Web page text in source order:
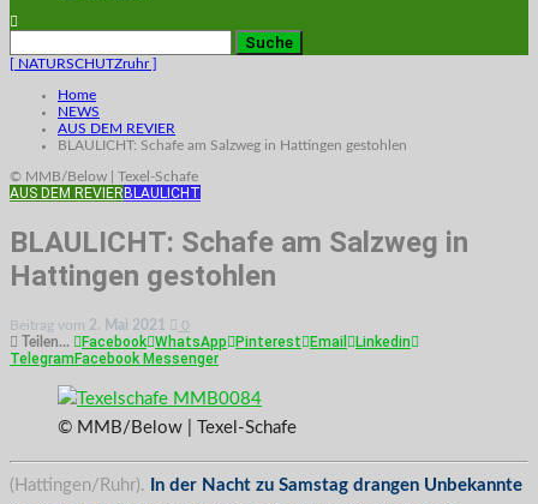
[ NATURSCHUTZruhr ]
Home
NEWS
AUS DEM REVIER
BLAULICHT: Schafe am Salzweg in Hattingen gestohlen
© MMB/Below | Texel-Schafe
AUS DEM REVIERBLAULICHT
BLAULICHT: Schafe am Salzweg in
Hattingen gestohlen
Beitrag vom 2. Mai 2021
0
Teilen...
Facebook WhatsApp Pinterest Email
Linkedin
TelegramFacebook Messenger
© MMB/Below | Texel-Schafe
(Hattingen/Ruhr).
In der Nacht zu Samstag drangen Unbekannte